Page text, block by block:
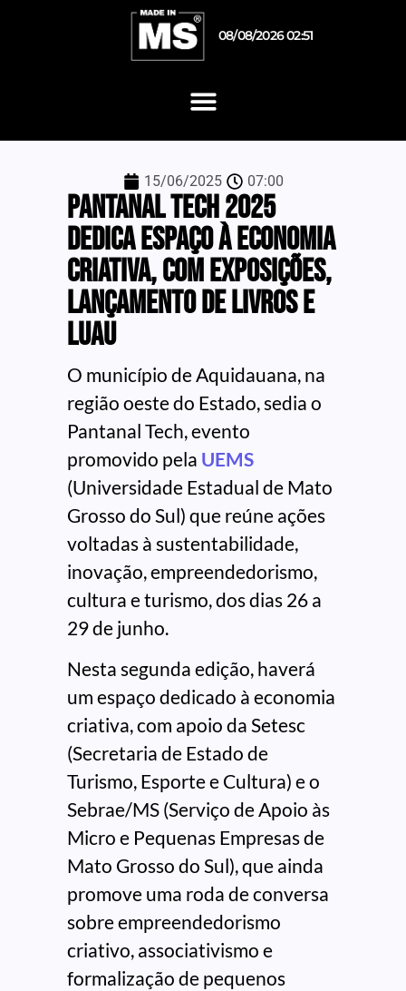
08/08/2026 02:51
15/06/2025 07:00
Pantanal Tech 2025
dedica espaço à economia
criativa, com exposições,
lançamento de livros e
luau
O município de Aquidauana, na
região oeste do Estado, sedia o
Pantanal Tech, evento
promovido pela UEMS
(Universidade Estadual de Mato
Grosso do Sul) que reúne ações
voltadas à sustentabilidade,
inovação, empreendedorismo,
cultura e turismo, dos dias 26 a
29 de junho.
Nesta segunda edição, haverá
um espaço dedicado à economia
criativa, com apoio da Setesc
(Secretaria de Estado de
Turismo, Esporte e Cultura) e o
Sebrae/MS (Serviço de Apoio às
Micro e Pequenas Empresas de
Mato Grosso do Sul), que ainda
promove uma roda de conversa
sobre empreendedorismo
criativo, associativismo e
formalização de pequenos